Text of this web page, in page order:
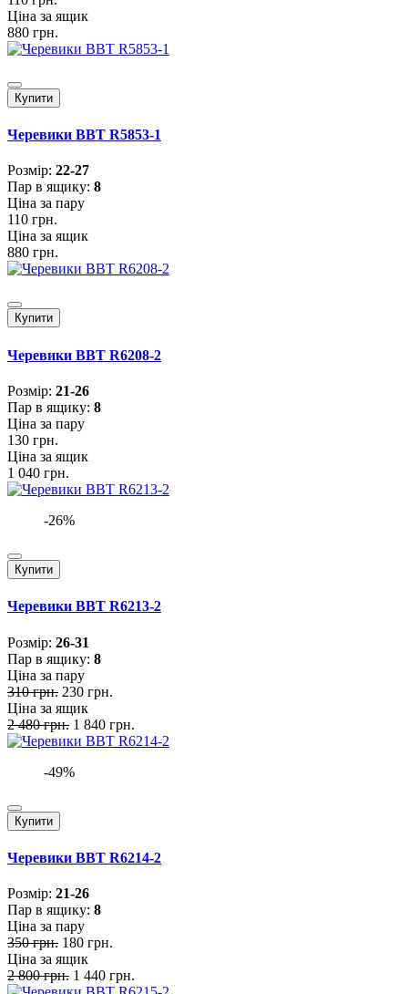
Ціна за ящик
880 грн.
Купити
Черевики BBT R5853-1
Розмiр: 22-27
Пар в ящику: 8
Ціна за пару
110 грн.
Ціна за ящик
880 грн.
Купити
Черевики BBT R6208-2
Розмiр: 21-26
Пар в ящику: 8
Ціна за пару
130 грн.
Ціна за ящик
1 040 грн.
-26%
Купити
Черевики BBT R6213-2
Розмiр: 26-31
Пар в ящику: 8
Ціна за пару
310 грн. 230 грн.
Ціна за ящик
2 480 грн. 1 840 грн.
-49%
Купити
Черевики BBT R6214-2
Розмiр: 21-26
Пар в ящику: 8
Ціна за пару
350 грн. 180 грн.
Ціна за ящик
2 800 грн. 1 440 грн.